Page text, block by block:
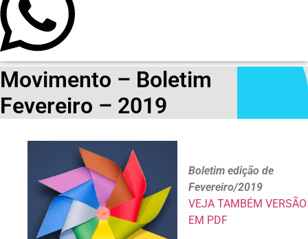
Movimento – Boletim
Fevereiro – 2019
Boletim edição de
Fevereiro/2019
VEJA TAMBÉM VERSÃO
EM PDF